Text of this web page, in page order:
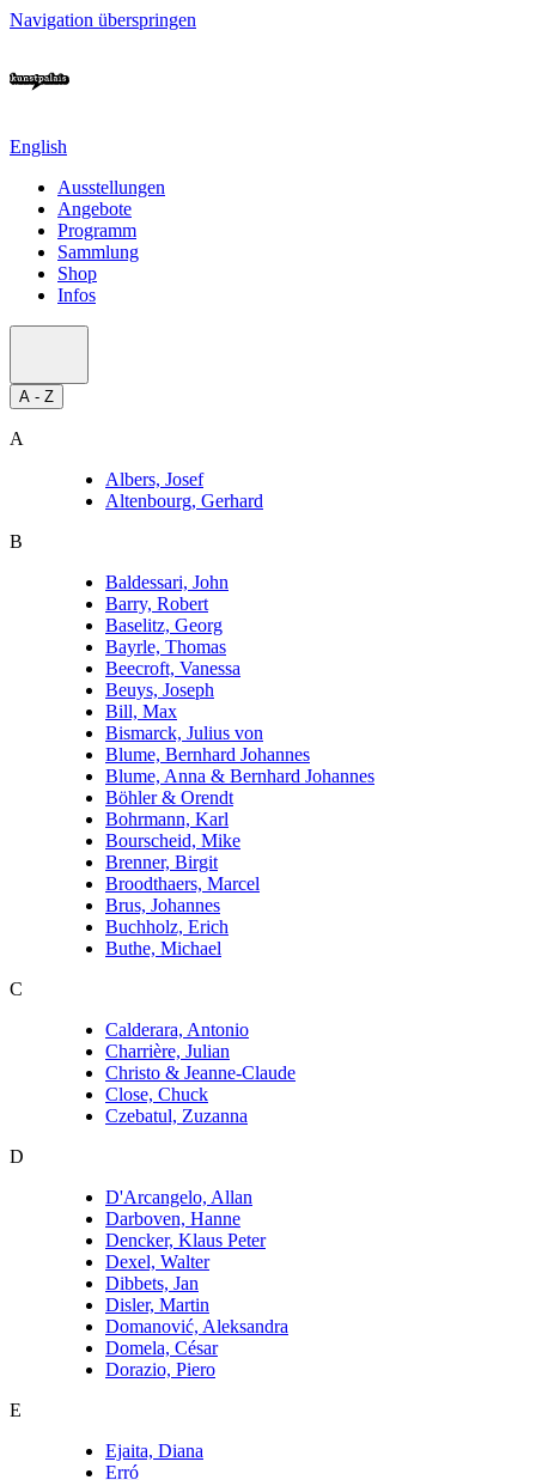
Navigation überspringen
English
Ausstellungen
Angebote
Programm
Sammlung
Shop
Infos
A - Z
A
Albers, Josef
Altenbourg, Gerhard
B
Baldessari, John
Barry, Robert
Baselitz, Georg
Bayrle, Thomas
Beecroft, Vanessa
Beuys, Joseph
Bill, Max
Bismarck, Julius von
Blume, Bernhard Johannes
Blume, Anna & Bernhard Johannes
Böhler & Orendt
Bohrmann, Karl
Bourscheid, Mike
Brenner, Birgit
Broodthaers, Marcel
Brus, Johannes
Buchholz, Erich
Buthe, Michael
C
Calderara, Antonio
Charrière, Julian
Christo & Jeanne-Claude
Close, Chuck
Czebatul, Zuzanna
D
D'Arcangelo, Allan
Darboven, Hanne
Dencker, Klaus Peter
Dexel, Walter
Dibbets, Jan
Disler, Martin
Domanović, Aleksandra
Domela, César
Dorazio, Piero
E
Ejaita, Diana
Erró